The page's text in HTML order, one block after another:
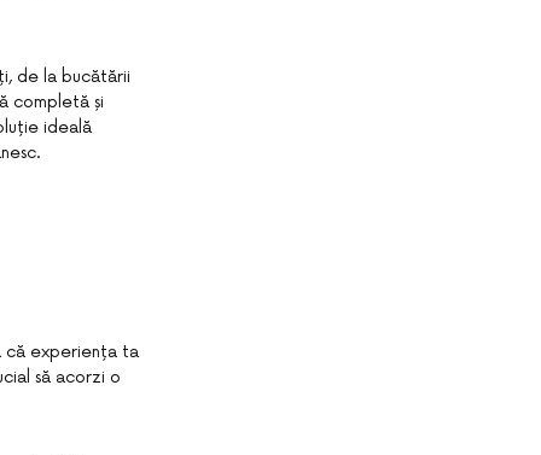
de la bucătării
completă și
ideală
că experiența ta
să acorzi o